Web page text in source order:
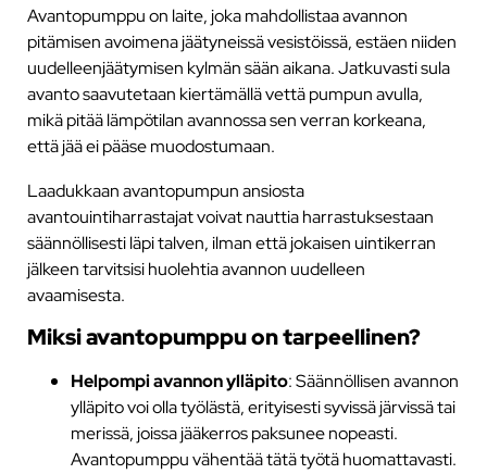
Avantopumppu on laite, joka mahdollistaa avannon
pitämisen avoimena jäätyneissä vesistöissä, estäen niiden
uudelleenjäätymisen kylmän sään aikana. Jatkuvasti sula
avanto saavutetaan kiertämällä vettä pumpun avulla,
mikä pitää lämpötilan avannossa sen verran korkeana,
että jää ei pääse muodostumaan.
Laadukkaan avantopumpun ansiosta
avantouintiharrastajat voivat nauttia harrastuksestaan
säännöllisesti läpi talven, ilman että jokaisen uintikerran
jälkeen tarvitsisi huolehtia avannon uudelleen
avaamisesta.
Miksi avantopumppu on tarpeellinen?
Helpompi avannon ylläpito: Säännöllisen avannon
ylläpito voi olla työlästä, erityisesti syvissä järvissä tai
merissä, joissa jääkerros paksunee nopeasti.
Avantopumppu vähentää tätä työtä huomattavasti.